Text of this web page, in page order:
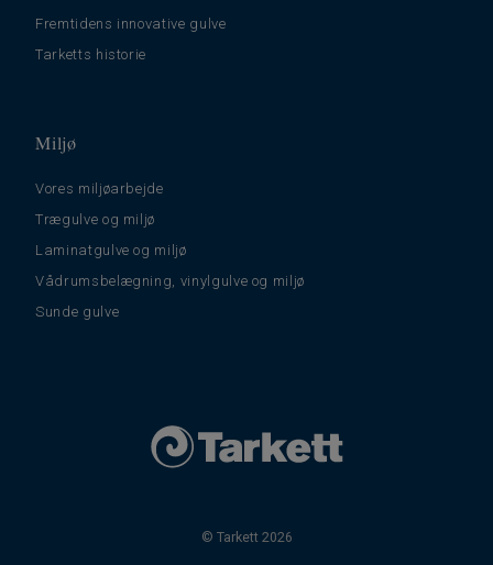
Fremtidens innovative gulve
Tarketts historie
Miljø
Vores miljøarbejde
Trægulve og miljø
Laminatgulve og miljø
Vådrumsbelægning, vinylgulve og miljø
Sunde gulve
© Tarkett 2026